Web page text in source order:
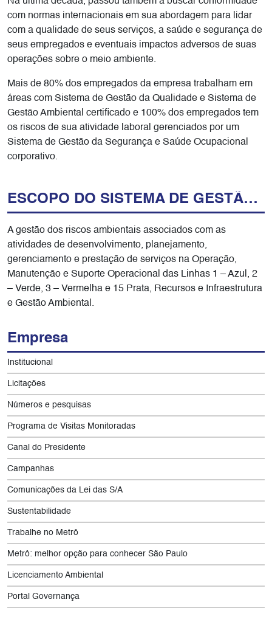
com normas internacionais em sua abordagem para lidar
com a qualidade de seus serviços, a saúde e segurança de
seus empregados e eventuais impactos adversos de suas
operações sobre o meio ambiente.
Mais de 80% dos empregados da empresa trabalham em
áreas com Sistema de Gestão da Qualidade e Sistema de
Gestão Ambiental certificado e 100% dos empregados tem
os riscos de sua atividade laboral gerenciados por um
Sistema de Gestão da Segurança e Saúde Ocupacional
corporativo.
ESCOPO DO SISTEMA DE GESTÃO AMBIENTAL – ISO 14001
A gestão dos riscos ambientais associados com as
atividades de desenvolvimento, planejamento,
gerenciamento e prestação de serviços na Operação,
Manutenção e Suporte Operacional das Linhas 1 – Azul, 2
– Verde, 3 – Vermelha e 15 Prata, Recursos e Infraestrutura
e Gestão Ambiental.
Empresa
Institucional
Licitações
Números e pesquisas
Programa de Visitas Monitoradas
Canal do Presidente
Campanhas
Comunicações da Lei das S/A
Sustentabilidade
Trabalhe no Metrô
Metrô: melhor opção para conhecer São Paulo
Licenciamento Ambiental
Portal Governança